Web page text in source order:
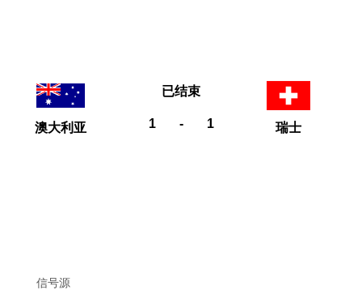
澳大利亚 1 - 1
已结束
瑞士
信号源